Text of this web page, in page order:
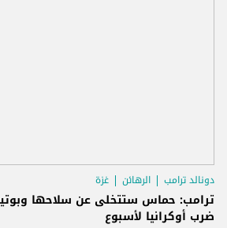
دونالد ترامب الرهائن غزة
ترامب: حماس ستتخلى عن سلاحها
ضرب أوكرانيا لأسبوع